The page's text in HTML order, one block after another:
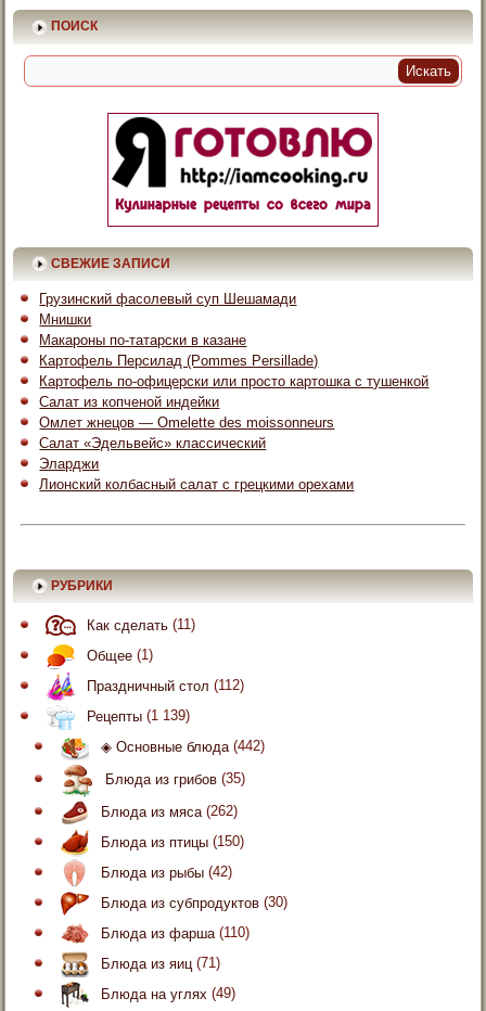
ПОИСК
СВЕЖИЕ ЗАПИСИ
Грузинский фасолевый суп Шешамади
Мнишки
Макароны по-татарски в казане
Картофель Персилад (Pommes Persillade)
Картофель по-офицерски или просто картошка с тушенкой
Салат из копченой индейки
Омлет жнецов — Omelette des moissonneurs
Салат «Эдельвейс» классический
Эларджи
Лионский колбасный салат с грецкими орехами
РУБРИКИ
Как сделать (11)
Общее (1)
Праздничный стол (112)
Рецепты (1 139)
◈ Основные блюда (442)
Блюда из грибов (35)
Блюда из мяса (262)
Блюда из птицы (150)
Блюда из рыбы (42)
Блюда из субпродуктов (30)
Блюда из фарша (110)
Блюда из яиц (71)
Блюда на углях (49)